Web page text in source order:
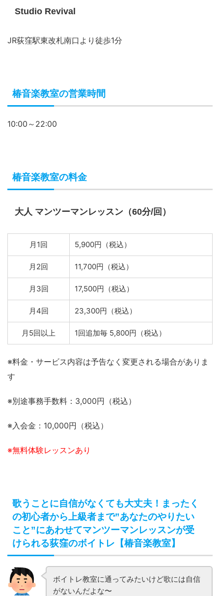
Studio Revival
JR荻窪駅東改札南口より徒歩1分
椿音楽教室の営業時間
10:00～22:00
椿音楽教室の料金
大人 マンツーマンレッスン（60分/回）
月1回 5,900円（税込）
月2回 11,700円（税込）
月3回 17,500円（税込）
月4回 23,300円（税込）
月5回以上 1回追加毎 5,800円（税込）
※料金・サービス内容は予告なく変更される場合がありま
す
※別途事務手数料：3,000円（税込）
※入会金：10,000円（税込）
※無料体験レッスンあり
歌うことに自信がなくても大丈夫！まったく
の初心者から上級者まで”あなたのやりたい
こと”にあわせてマンツーマンレッスンが受
けられる荻窪のボイトレ【椿音楽教室】
ボイトレ教室に通ってみたいけど歌には自信
がないんだよな〜